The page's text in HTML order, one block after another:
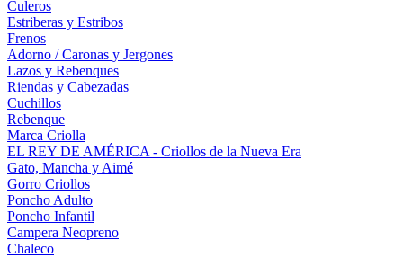
Culeros
Estriberas y Estribos
Frenos
Adorno / Caronas y Jergones
Lazos y Rebenques
Riendas y Cabezadas
Cuchillos
Rebenque
Marca Criolla
EL REY DE AMÉRICA - Criollos de la Nueva Era
Gato, Mancha y Aimé
Gorro Criollos
Poncho Adulto
Poncho Infantil
Campera Neopreno
Chaleco